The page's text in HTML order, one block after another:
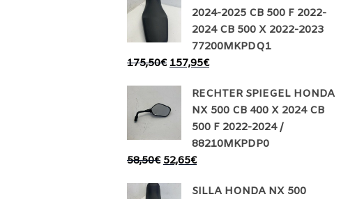
2024-2025 CB 500 F 2022-
2024 CB 500 X 2022-2023
77200MKPDQ1
175,50€ 157,95€
RECHTER SPIEGEL HONDA
NX 500 CB 400 X 2024 CB
500 F 2022-2024 /
88210MKPDP0
58,50€ 52,65€
SILLA HONDA NX 500